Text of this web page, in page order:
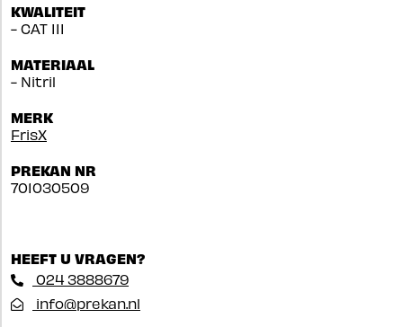
KWALITEIT
- CAT III
MATERIAAL
- Nitril
MERK
FrisX
PREKAN NR
701030509
HEEFT U VRAGEN?
024 3888679
info@prekan.nl